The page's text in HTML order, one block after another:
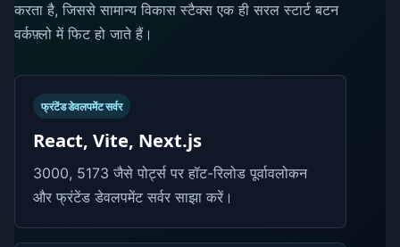
करता है, जिससे सामान्य विकास स्टैक्स एक ही सरल स्टार्ट बटन
वर्कफ़्लो में फिट हो जाते हैं।
फ्रंटेंड डेवलपमेंट सर्वर
React, Vite, Next.js
3000, 5173 जैसे पोर्ट्स पर हॉट-रिलोड पूर्वावलोकन
और फ्रंटेंड डेवलपमेंट सर्वर साझा करें।